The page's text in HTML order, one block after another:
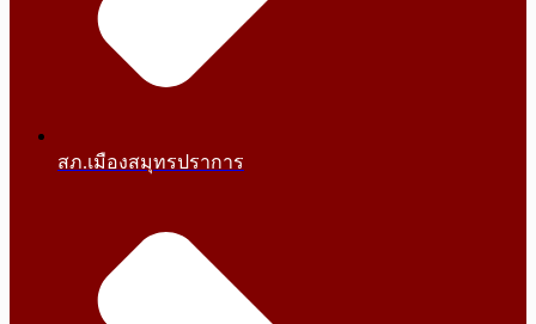
สภ.เมืองสมุทรปราการ